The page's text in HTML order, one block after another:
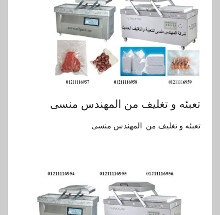
تعبئه و تغليف من المهندس منسى
تعبئه و تغليف من المهندس منسى